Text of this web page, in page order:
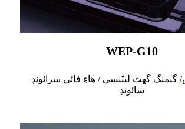
WEP-G10
/ گيمنگ گهٽ ليٽنسي / هاءِ فائي سرائونڊ
سائونڊ